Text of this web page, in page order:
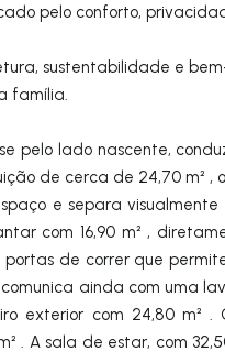
pelo conforto,
sustentabilidade e
família.
pelo lado nascente,
de cerca de 24,70 m² ,
e separa
com 16,90 m² ,
portas de correr que
ainda com uma
exterior com 24,80 m² .
. A sala de estar, com